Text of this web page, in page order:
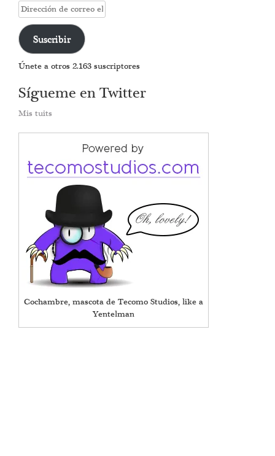
Dirección
de
correo
electrónico
Suscribir
Únete a otros 2.163 suscriptores
Sígueme en Twitter
Mis tuits
Cochambre, mascota de Tecomo Studios, like a
Yentelman